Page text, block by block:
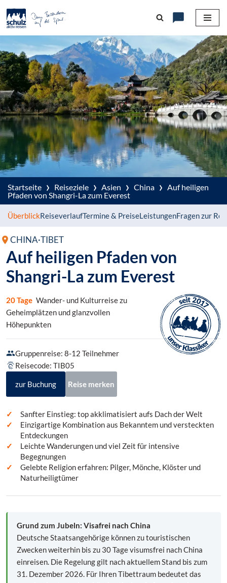
Zum
springen
Startseite › Reiseziele › Asien › China › Auf heiligen
Pfaden von Shangri-La zum Everest
ÜberblickReiseverlaufTermine & PreiseLeistungenFragen zur
CHINA·TIBET
Auf heiligen Pfaden von
Shangri-La zum Everest
20 Tage Wander- und Kulturreise zu
Geheimplätzen und glanzvollen
Höhepunkten
Gruppenreise: 8-12 Teilnehmer
Reisecode: TIB05
zur Buchung Reise merken
Sanfter Einstieg: top akklimatisiert aufs Dach der Welt
Einzigartige Kombination aus Bekanntem und versteckten
Entdeckungen
Leichte Wanderungen und viel Zeit für intensive
Begegnungen
Gelebte Religion erfahren: Pilger, Mönche, Klöster und
Naturheiligtümer
Grund zum Jubeln: Visafrei nach China
Deutsche Staatsangehörige können zu touristischen
Zwecken weiterhin bis zu 30 Tage visumsfrei nach China
einreisen. Die Regelung gilt nach aktuellem Stand bis zum
31. Dezember 2026. Für Ihren Tibettraum bedeutet das